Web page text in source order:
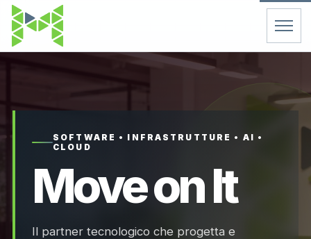
Servizi
Chi Siamo
Contatti
FAQ
SOFTWARE • INFRASTRUTTURE • AI •
CLOUD
Move on It
Il partner tecnologico che progetta e